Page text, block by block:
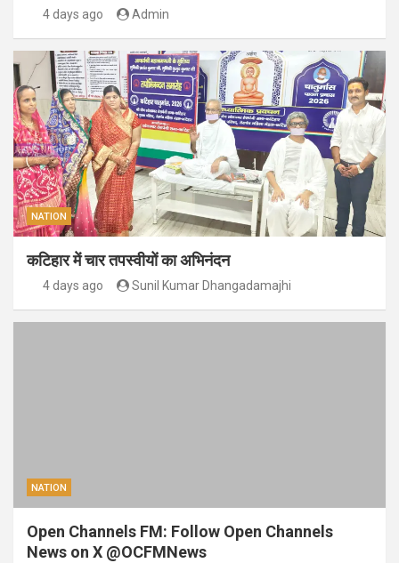
4 days ago Admin
NATION
कटिहार में चार तपस्वीयों का अभिनंदन
4 days ago Sunil Kumar Dhangadamajhi
NATION
Open Channels FM: Follow Open Channels
News on X @OCFMNews